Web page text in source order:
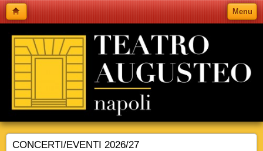
Menu
CONCERTI/EVENTI 2026/27